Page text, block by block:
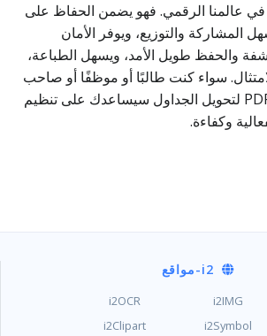
عالمنا الرقمي. فهو يضمن الحفاظ على
المشاركة والتوزيع، ويوفر الأمان
والحفظ طويل الأمد، ويسهل الطباعة،
سواء كنت طالبًا أو موظفًا أو صاحب
عمل، فإن استخدام PDF لتحويل الجداول سيساعدك على تنظيم
وكفاءة.
i2-مواقع
i2IMG
i2OCR
i2Symbol
i2Clipart